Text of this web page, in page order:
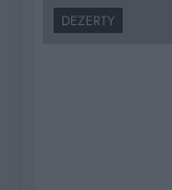
DEZERTY